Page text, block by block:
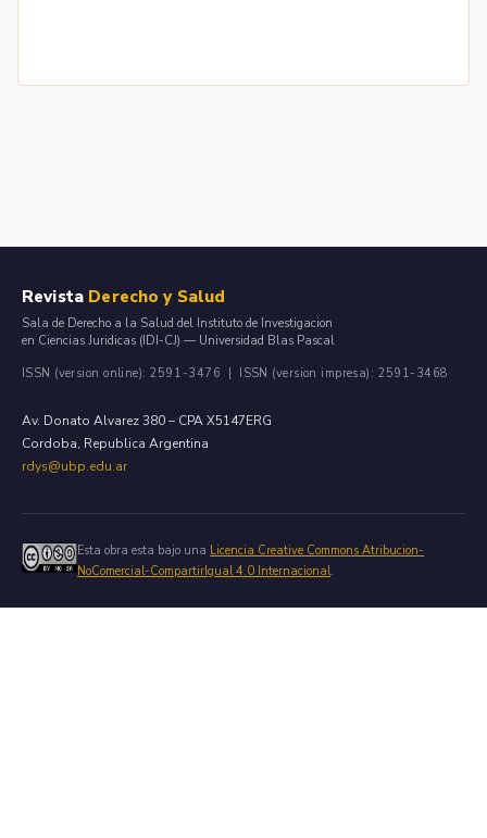
Revista Derecho y Salud
Sala de Derecho a la Salud del Instituto de Investigacion
en Ciencias Juridicas (IDI-CJ) — Universidad Blas Pascal
ISSN (version online): 2591-3476 | ISSN (version impresa): 2591-3468
Av. Donato Alvarez 380 – CPA X5147ERG
Cordoba, Republica Argentina
rdys@ubp.edu.ar
Esta obra esta bajo una Licencia Creative Commons Atribucion-
NoComercial-CompartirIgual 4.0 Internacional.